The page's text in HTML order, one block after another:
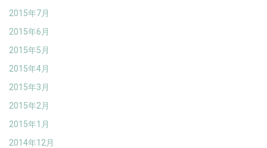
2015年7月
2015年6月
2015年5月
2015年4月
2015年3月
2015年2月
2015年1月
2014年12月